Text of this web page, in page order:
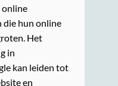
online
die hun online
Het
in
kan leiden tot
en